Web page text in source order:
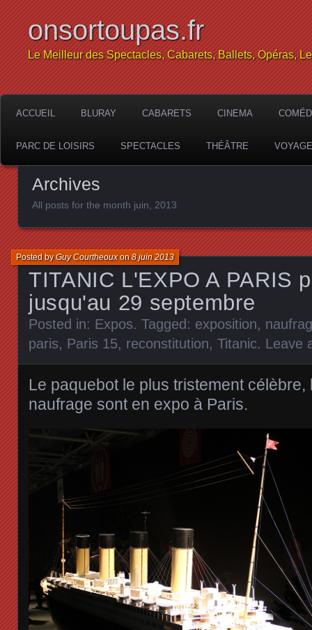
onsortoupas.fr
Le Meilleur des Spectacles, Cabarets, Ballets, Opéras,
ACCUEIL BLURAY CABARETS CINEMA
PARC DE LOISIRS SPECTACLES THÉÂTRE
Archives
All posts for the month juin, 2013
TITANIC L'EXPO A PARIS
jusqu'au 29 septembre
Posted byGuy Courtheouxon8 juin 2013
Posted in: Expos. Tagged: exposition,
paris, Paris 15, reconstitution, Titanic. Leave
Le paquebot le plus tristement
naufrage sont en expo à Paris.